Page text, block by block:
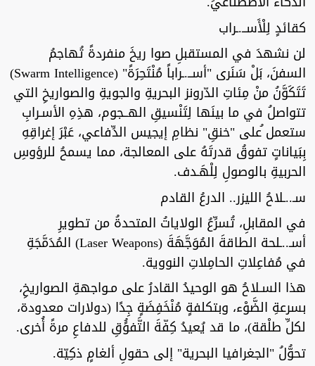
كقائدٍ لِلْأَســ.ـراب
لن نشهدَ في المستقبلِ صوا ريخَ منفردةً تُهاجمُ
السفنَ، بَلْ سَنَرى "أســ.ـراباً مُنْتَحِرَةً" (Swarm Intelligence)
تَتَكَوَّنُ منْ مِئاتِ الدّرونز البحريةِ والجويةِ والصواريخِ التي
تتواصلُ في ما بينَها لِتَنْسيقِ الهــجوم، هذِهِ الأسـرابِ
ستعمل ُعلى "خنقِ" نظامِ إيجيس الدِّفاعي، عَبْرَ إغراقِهِ
بِبَياناتٍ تفوقُ قدرتَهُ على المعالجة، مما يسمحُ للرؤوسِ
الحربيةِ بالوصولِ لِلْهَـدف.
سـ..ـلاحُ الليزر.. الدرعُ القادم
في المقابلِ، تُسرِّعُ الولاياتُ المتحدةُ من تطويرِ
أسـ..ـلحة الطاقةَ المُوَجَّهَةَ (Laser Weapons) المُدَمَّجَةِ
في مُفاعِلاتِ الحامِلاتِ النووية.
هذا السـلاحُ هو الوحيدُ القادرُ على مـواجهةِ الصواريخِ،
بسرعةِ الضَّوْء، وبتكلفةٍ مُنْخَفِضَةٍ جِدًا (دولارات معدودة،
لكلِّ طلْقة)، ما قد يُعيدُ كِفّةَ التَّفوًُقِ للدفاعِ مرةً أُخرى.
تحوُّلُ "الجغرافيا البحرية" إلى حقولِ ألغامٍ ذكِيّة.